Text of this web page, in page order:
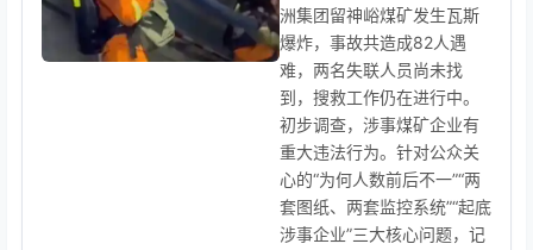
洲集团留神峪煤矿发生瓦斯
爆炸，事故共造成82人遇
难，两名失联人员尚未找
到，搜救工作仍在进行中。
初步调查，涉事煤矿企业有
重大违法行为。针对公众关
心的“为何人数前后不一”“两
套图纸、两套监控系统”“起底
涉事企业”三大核心问题，记